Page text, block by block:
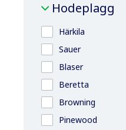
Hodeplagg
Härkila
Sauer
Blaser
Beretta
Browning
Pinewood